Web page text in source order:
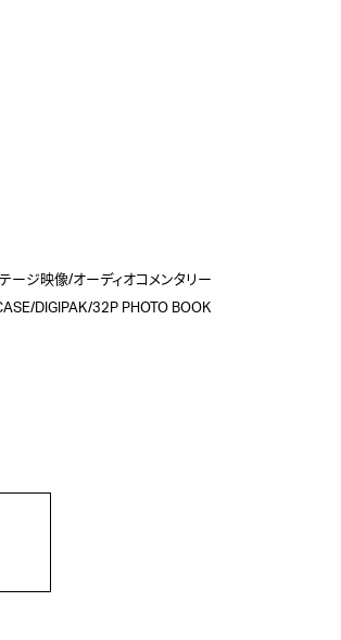
ージ映像/オーディオコメンタリー
DIGIPAK/32P PHOTO BOOK